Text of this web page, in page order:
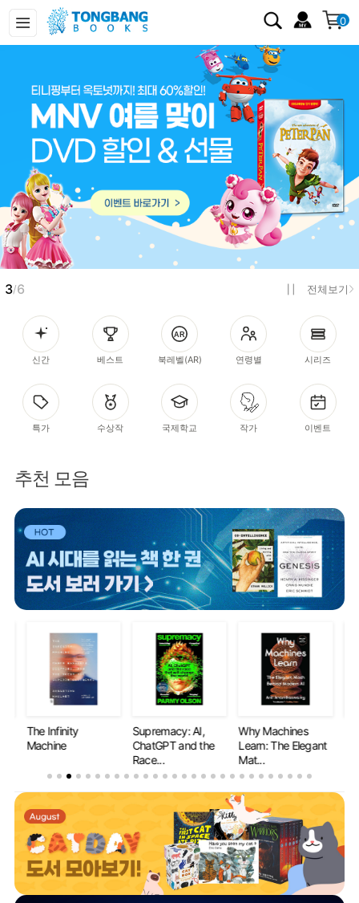
0
4/6 전체보기
신간 베스트 북레벨(AR) 연령별 시리즈
특가 수상작 국제학교 작가 이벤트
추천 모음
Infinity
Supremacy: AI,
ChatGPT and the
Why Machines
Learn: The Elegant
If Anyone
Everyone